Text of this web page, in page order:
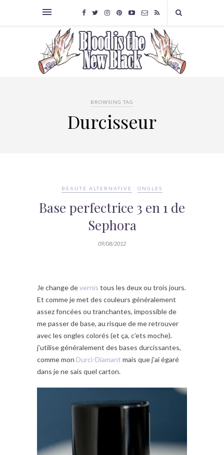
BROWSING TAG
Durcisseur
BEAUTÉ ALTERNATIVE ONGLES
Base perfectrice 3 en 1 de
Sephora
09/08/2012
Je change devernis tous les deux ou trois jours.
Et comme je met des couleurs généralement
assez foncées ou tranchantes, impossible de
me passer de base, au risque de me retrouver
avec les ongles colorés (et ça, c’ets moche).
j’utilise généralement des bases durcissantes,
comme mon Durci-Diamant mais que j’ai égaré
dans je ne sais quel carton.